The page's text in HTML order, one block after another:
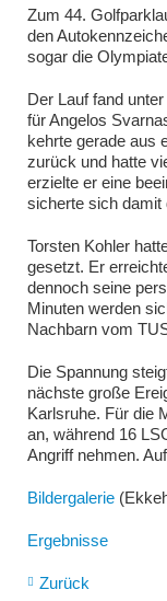
Zum 44.
den
sogar die
Der Lauf fand
für Angelos
kehrte gerade aus
zurück und hatte
erzielte er eine
sicherte sich damit
Torsten Kohler
gesetzt. Er
dennoch seine
Minuten werden
Nachbarn vom
Die Spannung
nächste große
Karlsruhe. Für die
an, während 16
Angriff nehmen.
Bildergalerie
Ergebnisse
Zurück